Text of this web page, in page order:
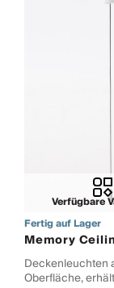
Verfügbare
Fertig auf Lager
Memory
Deckenleuchten
Oberfläche,